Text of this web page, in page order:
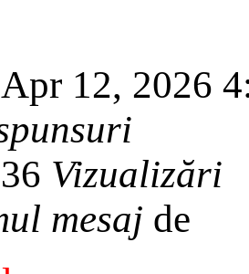
12, 2026
Vizualizări
mesaj de